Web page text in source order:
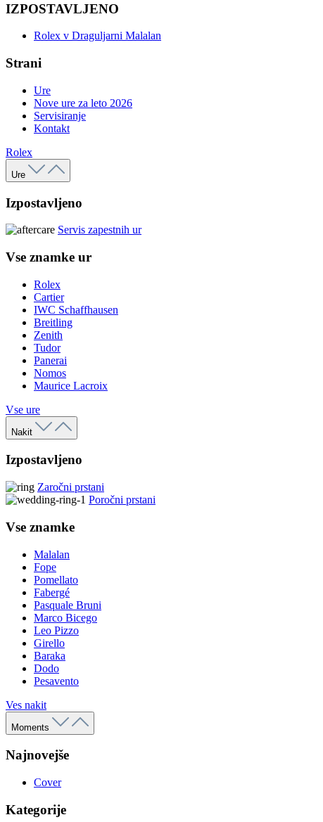
IZPOSTAVLJENO
Rolex v Draguljarni Malalan
Strani
Ure
Nove ure za leto 2026
Servisiranje
Kontakt
Rolex
Ure
Izpostavljeno
Servis zapestnih ur
Vse znamke ur
Rolex
Cartier
IWC Schaffhausen
Breitling
Zenith
Tudor
Panerai
Nomos
Maurice Lacroix
Vse ure
Nakit
Izpostavljeno
Zaročni prstani
Poročni prstani
Vse znamke
Malalan
Fope
Pomellato
Fabergé
Pasquale Bruni
Marco Bicego
Leo Pizzo
Girello
Baraka
Dodo
Pesavento
Ves nakit
Moments
Najnovejše
Cover
Kategorije